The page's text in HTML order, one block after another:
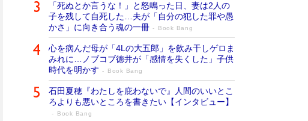
「死ぬとか言うな！」と怒鳴った日、妻は2人の
子を残して自死した…夫が「自分の犯した罪や愚
かさ」に向き合う魂の一冊
Book Bang
心を病んだ母が「4Lの大五郎」を飲み干しゲロま
みれに…ノブコブ徳井が「感情を失くした」子供
時代を明かす
Book Bang
石田夏穂『わたしを庇わないで』人間のいいとこ
ろよりも悪いところを書きたい【インタビュー】
Book Bang